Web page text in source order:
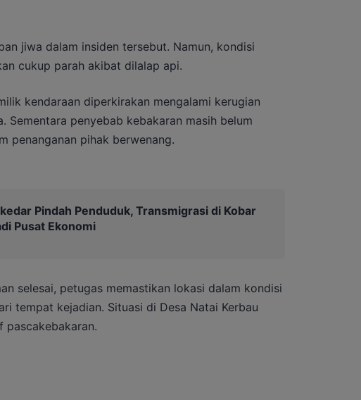
jiwa dalam insiden tersebut. Namun, kondisi
cukup parah akibat dilalap api.
kendaraan diperkirakan mengalami kerugian
Sementara penyebab kebakaran masih belum
penanganan pihak berwenang.
Pindah Penduduk, Transmigrasi di Kobar
Pusat Ekonomi
selesai, petugas memastikan lokasi dalam kondisi
tempat kejadian. Situasi di Desa Natai Kerbau
pascakebakaran.